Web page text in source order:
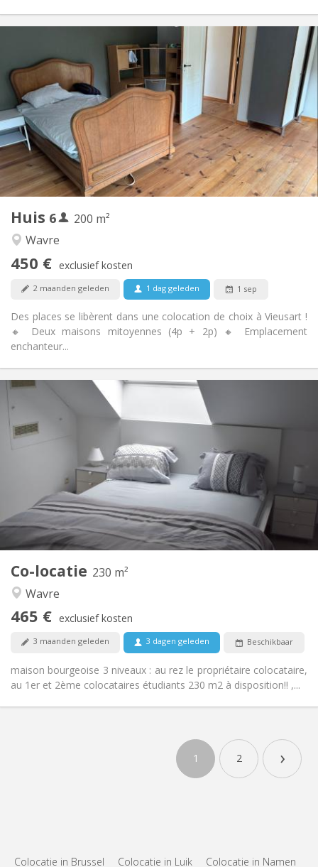
Huis 6
200 m²
Wavre
450 € exclusief kosten
2 maanden geleden 1 dag geleden 1 sep
Des places se libèrent dans une colocation de choix à Vieusart !
🔸 Deux maisons mitoyennes (4p + 2p) 🔸 Emplacement
enchanteur...
Praktische Informatie
Huur:
450 € (75 €/pers.)
Kosten:
75 € (13 €/pers.)
Duur:
12 maanden
Domiciliëring:
Toegelaten
Inrichting
Badkamer:
Gemeenschappelijk
Keuken:
Gemeenschappelijk
Oppervlakte:
200 m
Private kamers:
1
Co-locatie 230 m²
Wavre
465 € exclusief kosten
3 maanden geleden 3 dagen geleden Beschikbaar
maison bourgeoise 3 niveaux : au rez le propriétaire colocataire,
au 1er et 2ème colocataires étudiants 230 m2 à disposition!! ,...
Praktische Informatie
Kosten:
75 €
Domiciliëring:
Met voorwaarden
Inrichting
Badkamer:
Privaat
Gemeenschappelijk
Oppervlakte:
230 m
2
Private kamers:
7
Rustig, gemeenschappelijk, ernstig, hartelijk
1 2 ›
Colocatie in Brussel Colocatie in Luik Colocatie in Namen